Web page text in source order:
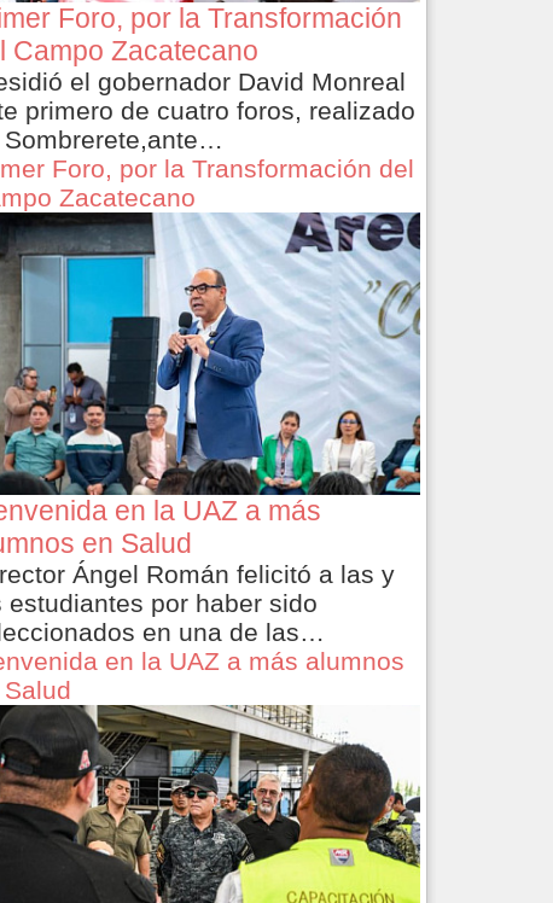
Foro, por la Transformación
Campo Zacatecano
el gobernador David Monreal
primero de cuatro foros, realizado
Sombrerete,ante…
Foro, por la Transformación del
Zacatecano
en la UAZ a más
en Salud
Ángel Román felicitó a las y
estudiantes por haber sido
en una de las…
en la UAZ a más alumnos